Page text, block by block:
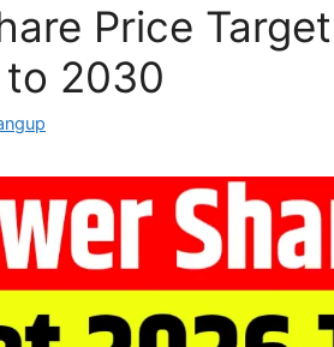
Price
2030